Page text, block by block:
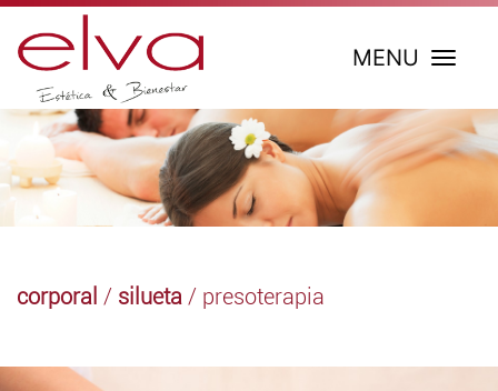
MENU
corporal / silueta / presoterapia